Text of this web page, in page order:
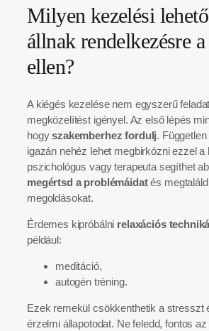
Milyen kezelési
állnak rendelkezésre
ellen?
A kiégés kezelése nem egyszerű
megközelítést igényel. Az első lépés
hogyszakemberhez fordulj.
igazán nehéz lehet megbirkózni ezzel a
pszichológus vagy terapeuta segíthet
megértsd a problémáidatés
megoldásokat.
Érdemes kipróbálni relaxációs
például:
meditáció,
autogén tréning.
Ezek remekül csökkenthetik a stresszt
érzelmi állapotodat. Ne feledd, fontos